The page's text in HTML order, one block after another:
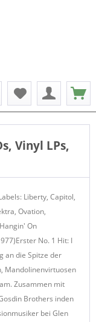
Vinyl LPs,
Liberty, Capitol,
Ovation,
On
No. 1 Hit: I
an die Spitze der
Mandolinenvirtuosen
Zusammen mit
Brothers inden
bei Glen